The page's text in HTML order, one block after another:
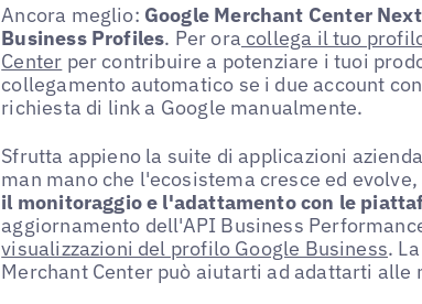
Ancora meglio: Google Merchant Center
Business Profiles. Per ora collega il tuo
Center per contribuire a potenziare i tuoi
collegamento automatico se i due account
richiesta di link a Google manualmente.
Sfrutta appieno la suite di applicazioni
man mano che l'ecosistema cresce ed
il monitoraggio e l'adattamento con le
aggiornamento dell'API Business
visualizzazioni del profilo Google Business.
Merchant Center può aiutarti ad adattarti